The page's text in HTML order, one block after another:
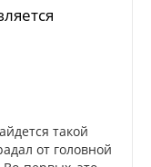
такой
от головной